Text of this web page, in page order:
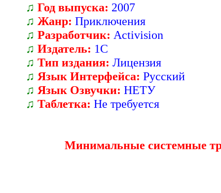
♫ Год выпуска: 2007
♫ Жанр: Приключения
♫ Разработчик: Activision
♫ Издатель: 1С
♫ Тип издания: Лицензия
♫ Язык Интерфейса: Русский
♫ Язык Озвучки: НЕТУ
♫ Таблетка: Не требуется
Минимальные системные